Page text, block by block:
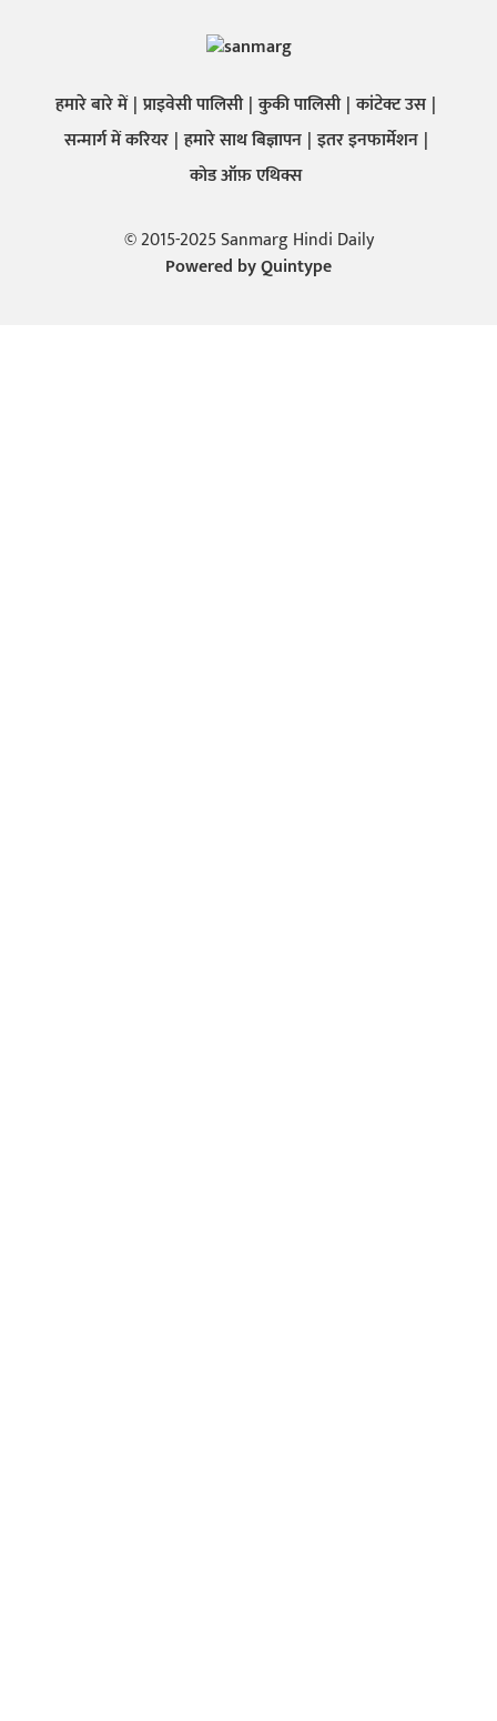
हमारे बारे में प्राइवेसी पालिसी कुकी पालिसी कांटेक्ट उस
सन्मार्ग में करियर हमारे साथ बिज्ञापन इतर इनफार्मेशन
कोड ऑफ़ एथिक्स
© 2015-2025 Sanmarg Hindi Daily
Powered byQuintype